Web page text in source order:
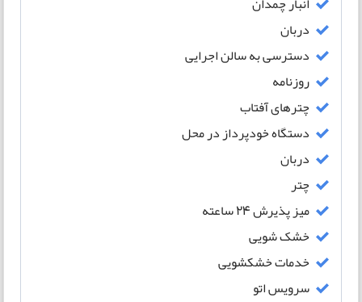
دربان
دسترسی به سالن اجرایی
روزنامه
چترهای آفتاب
دستگاه خودپرداز در محل
دربان
چتر
میز پذیرش 24 ساعته
خشک شویی
خدمات خشکشویی
سرویس اتو